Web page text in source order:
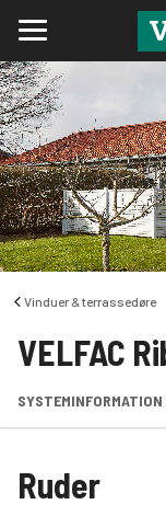
Vinduer & terrassedøre
VELFAC
SYSTEMINFORMATION
Ruder